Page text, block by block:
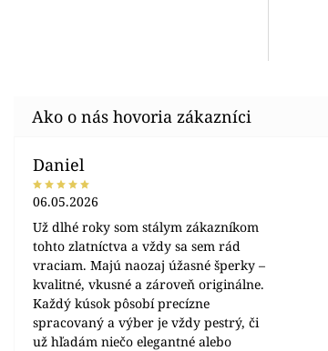
Daniel
06.05.2026
Už dlhé roky som stálym zákazníkom
tohto zlatníctva a vždy sa sem rád
vraciam. Majú naozaj úžasné šperky –
kvalitné, vkusné a zároveň originálne.
Každý kúsok pôsobí precízne
spracovaný a výber je vždy pestrý, či
už hľadám niečo elegantné alebo